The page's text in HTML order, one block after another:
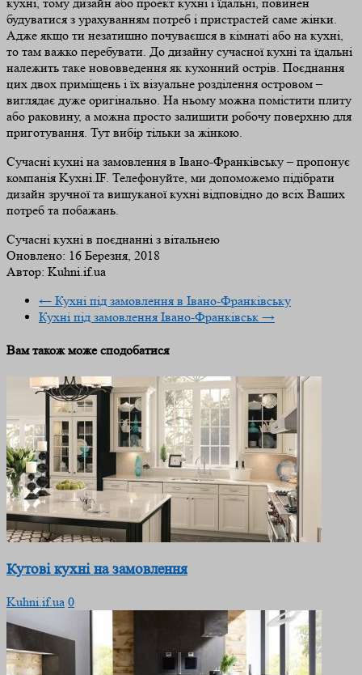
будуватися з урахуванням потреб і пристрастей саме жінки.
Адже якщо ти незатишно почуваєшся в кімнаті або на кухні,
то там важко перебувати. До дизайну сучасної кухні та їдальні
належить таке нововведення як кухонний острів. Поєднання
цих двох приміщень і їх візуальне розділення островом –
виглядає дуже оригінально. На ньому можна помістити плиту
або раковину, а можна просто залишити робочу поверхню для
приготування. Тут вибір тільки за жінкою.
Сучасні кухні на замовлення в Івано-Франківську – пропонує
компанія Kухні.IF. Телефонуйте, ми допоможемо підібрати
дизайн зручної та вишуканої кухні відповідно до всіх Ваших
потреб та побажань.
Сучасні кухні в поєднанні з вітальнею
Оновлено: 16 Березня, 2018
Автор: Kuhni.if.ua
← Кухні під замовлення в Івано-Франківську
Кухні під замовлення Івано-Франківськ →
Вам також може сподобатися
Кутові кухні на замовлення
Kuhni.if.ua 0